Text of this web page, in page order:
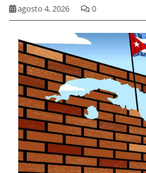
agosto 4, 2026 0